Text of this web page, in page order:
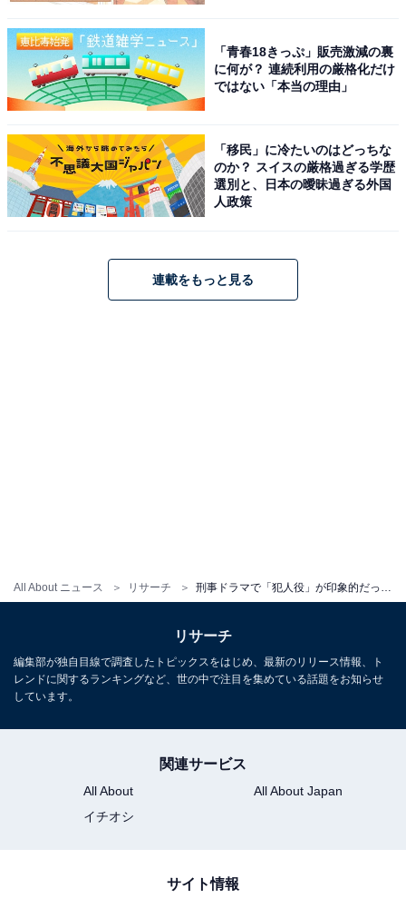
All About ニュース リサーチ 刑事ドラマで「犯人役」が印象的だった俳優ランキング！ 『MIU404』犯人役の俳優を抑えた1位は？
「青春18きっぷ」販売激減の裏
に何が？ 連続利用の厳格化だけ
ではない「本当の理由」
「移民」に冷たいのはどっちな
のか？ スイスの厳格過ぎる学歴
選別と、日本の曖昧過ぎる外国
人政策
連載をもっと見る
リサーチ
編集部が独自目線で調査したトピックスをはじめ、最新のリリース情報、ト
レンドに関するランキングなど、世の中で注目を集めている話題をお知らせ
しています。
関連サービス
All About
All About Japan
イチオシ
サイト情報